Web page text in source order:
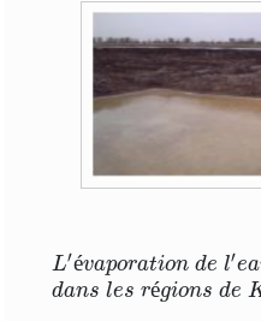
L′évaporation de l′ea
L′é a t d e
dans les régions de
d ans les régions de